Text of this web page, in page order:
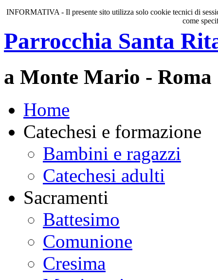
INFORMATIVA - Il presente sito utilizza solo cookie tecnici di
come
Parrocchia Santa
a Monte Mario - Roma
Home
Catechesi e formazione
Bambini e ragazzi
Catechesi adulti
Sacramenti
Battesimo
Comunione
Cresima